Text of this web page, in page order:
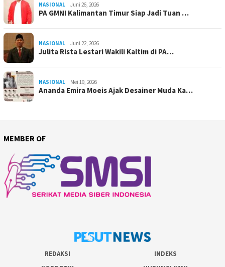
NASIONAL Juni 26, 2026
PA GMNI Kalimantan Timur Siap Jadi Tuan …
NASIONAL Juni 22, 2026
Julita Rista Lestari Wakili Kaltim di PA…
NASIONAL Mei 19, 2026
Ananda Emira Moeis Ajak Desainer Muda Ka…
MEMBER OF
REDAKSI
INDEKS